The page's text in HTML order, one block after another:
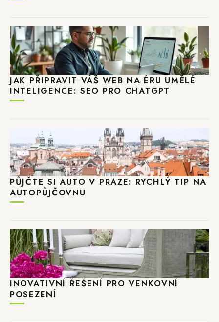
JAK PŘIPRAVIT VÁŠ WEB NA ÉRU UMĚLÉ
INTELIGENCE: SEO PRO CHATGPT
PŮJČTE SI AUTO V PRAZE: RYCHLÝ TIP NA
AUTOPŮJČOVNU
INOVATIVNÍ ŘEŠENÍ PRO VENKOVNÍ
POSEZENÍ